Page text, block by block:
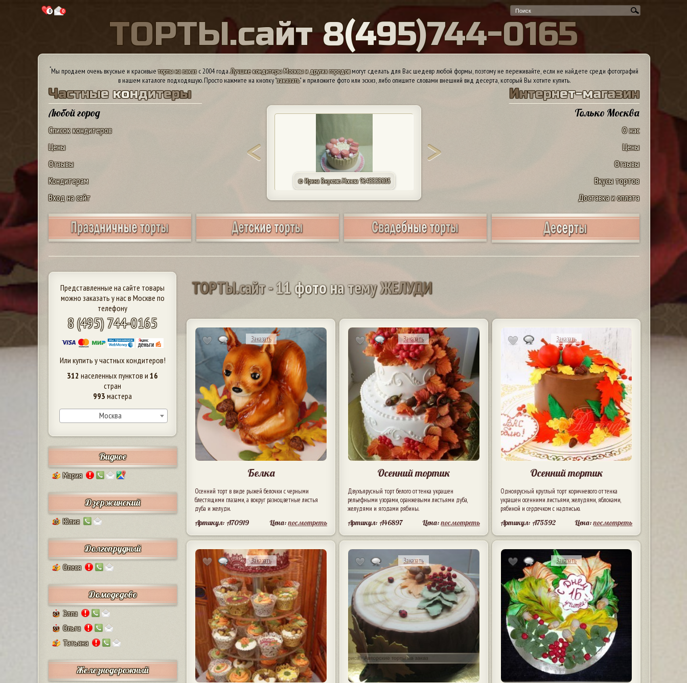
0 0
ТОРТЫ.сайт 8(495)744-0165
*Мы продаем очень вкусные и красивыеторты на заказс 2004 года.Лучшие кондитеры Москвы и других городовмогут сделать для Вас шедевр любой формы, поэтому не переживайте, если не найдете среди фотографий
в нашем каталоге подходящую. Просто нажмите на кнопку "заказать" и приложите фото или эскиз, либо опишите словами внешний вид десерта, который Вы хотите купить.
Частные кондитеры
Любой город
Список кондитеров
Цены
Отзывы
Кондитерам
Вход на сайт
Интернет-магазин
Только Москва
О нас
Цены
Отзывы
Вкусы тортов
Доставка и оплата
© Ирина Внуково. Москва 9645535805
Представленные на сайте товары
можно заказать у нас в Москве по
телефону
8 (495) 744-0165
Или купить у частных кондитеров!
312 населенных пунктов и16
стран
993 мастера
Москва
Видное
5 Мария
Дзержинский
10 Юлия
Долгопрудный
2 Олеся
Домодедово
63 Элла
55 Ольга
7 Татьяна
Железнодорожный
ТОРТЫ.сайт-11фотонатемуЖЕЛУДИ
Заказать
Белка
Осенний торт в виде рыжей белочки с черными
блестящими глазами, а вокруг разноцветные листья
дуба и желуди.
Артикул: A70919 Цена:посмотреть
1 Заказать
Осенний тортик
Двухъярусный торт белого оттенка украшен
рельефными узорами, оранжевыми листьями дуба,
желудями и ягодами рябины.
Артикул: A46897 Цена:посмотреть
Заказать
Осенний тортик
Одноярусный круглый торт коричневого оттенка
украшен осенними листьями, желудями, яблоками,
рябиной и сердечком с надписью.
Артикул: A75592 Цена:посмотреть
Заказать Заказать Заказать